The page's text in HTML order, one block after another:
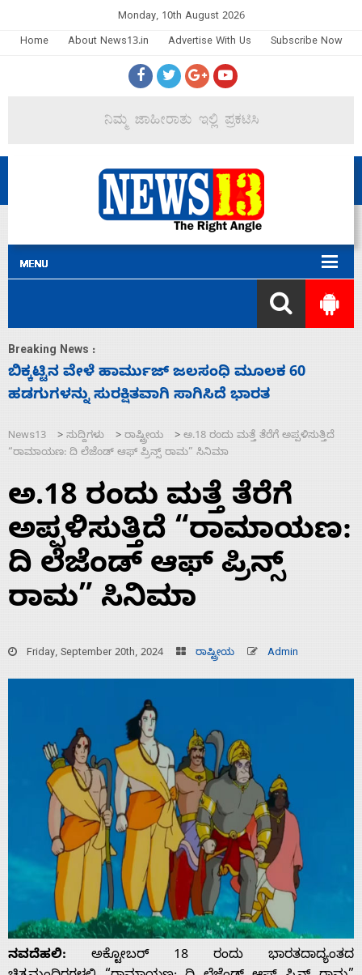
Monday, 10th August 2026
Home
About News13.in Advertise With Us Subscribe Now
Breaking News :
ನಾಗೇಂದ್ರ ರಾಜೀನಾಮೆ ಕೊಡದಿದ್ದರೆ ಸದನ ನಡೆಸಲು
ಬಿಡೆವು: ಛಲವಾದಿ ನಾರಾಯಣಸ್ವಾಮಿ
News13 > ಸುದ್ದಿಗಳು > ರಾಷ್ಟ್ರೀಯ > ಅ.18 ರಂದು ಮತ್ತೆ ತೆರೆಗೆ ಅಪ್ಪಳಿಸುತ್ತಿದೆ
“ರಾಮಾಯಣ: ದಿ ಲೆಜೆಂಡ್ ಆಫ್ ಪ್ರಿನ್ಸ್ ರಾಮ” ಸಿನಿಮಾ
ಅ.18 ರಂದು ಮತ್ತೆ ತೆರೆಗೆ
ಅಪ್ಪಳಿಸುತ್ತಿದೆ “ರಾಮಾಯಣ:
ದಿ ಲೆಜೆಂಡ್ ಆಫ್ ಪ್ರಿನ್ಸ್
ರಾಮ” ಸಿನಿಮಾ
Friday, September 20th, 2024 ರಾಷ್ಟ್ರೀಯ Admin
ನವದೆಹಲಿ: ಅಕ್ಟೋಬರ್ 18 ರಂದು ಭಾರತದಾದ್ಯಂತದ